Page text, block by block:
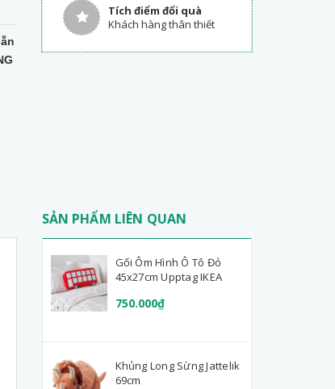
Tích điểm đổi quà
Khách hàng thân thiết
SẢN PHẨM LIÊN QUAN
Gối Ôm Hình Ô Tô Đỏ
45x27cm Upptag IKEA
750.000₫
Khủng Long Sừng Jattelik
69cm